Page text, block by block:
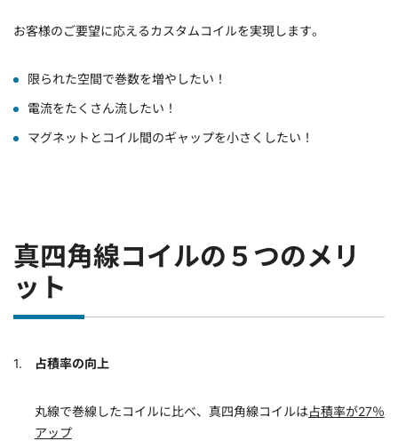
お客様のご要望に応えるカスタムコイルを実現します。
限られた空間で巻数を増やしたい！
電流をたくさん流したい！
マグネットとコイル間のギャップを小さくしたい！
真四角線コイルの５つのメリ
ット
占積率の向上
丸線で巻線したコイルに比べ、真四角線コイルは占積率が27％
アップ